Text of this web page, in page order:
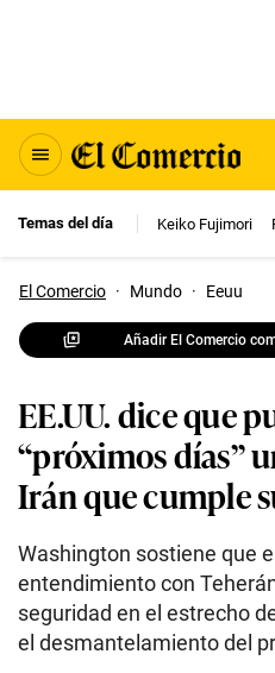
Temas del día Keiko Fujimori
El Comercio · Mundo · Eeuu
Añadir El Comercio
EE.UU. dice que
“próximos días”
Irán que cumple
Washington sostiene que
entendimiento con
seguridad en el estrecho
el desmantelamiento del